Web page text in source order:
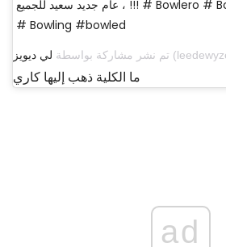
، عام جديد سعيد للجميع !!! # Bowlero # Bowlerowoodlandhills
# Bowling #bowled
تم نشر مشاركة بواسطة لي ديويز
ما الكلية ذهب إليها كاري
ad